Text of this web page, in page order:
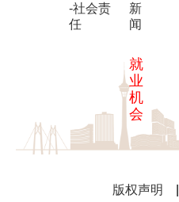
-社会责
任
新
闻
就
业
机
会
版权声明